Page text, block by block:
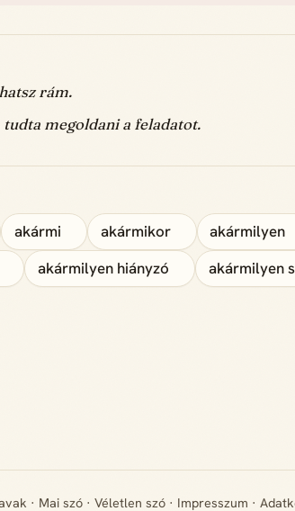
rám.
megoldani a feladatot.
akármi akármikor
akármilyen
akármilyen hiányzó akármilyen
· Mai szó · Véletlen szó · Impresszum ·